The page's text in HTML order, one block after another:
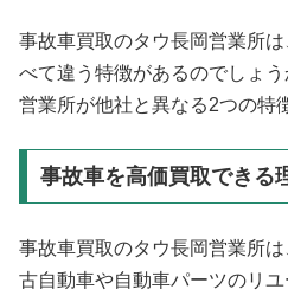
事故車買取のタウ長岡営業所
べて違う特徴があるのでしょ
営業所が他社と異なる2つの特
事故車を高価買取できる
事故車買取のタウ長岡営業所
古自動車や自動車パーツのリ